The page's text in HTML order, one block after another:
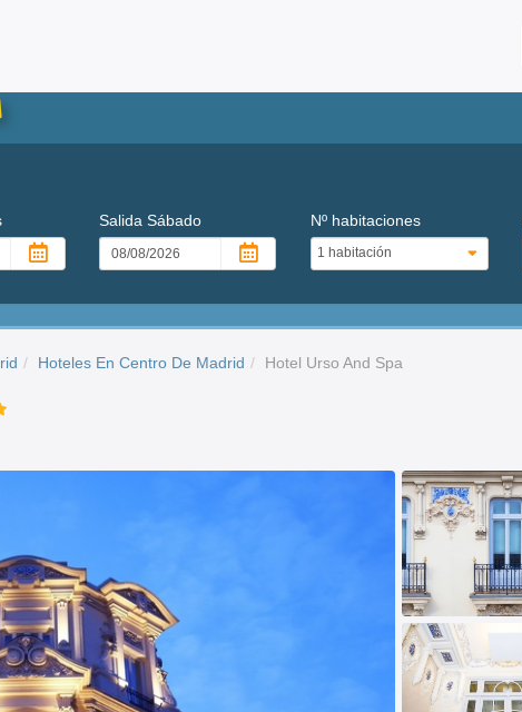
SalidaSábado Nº habitaciones
Hoteles En Centro De Madrid Hotel Urso And Spa